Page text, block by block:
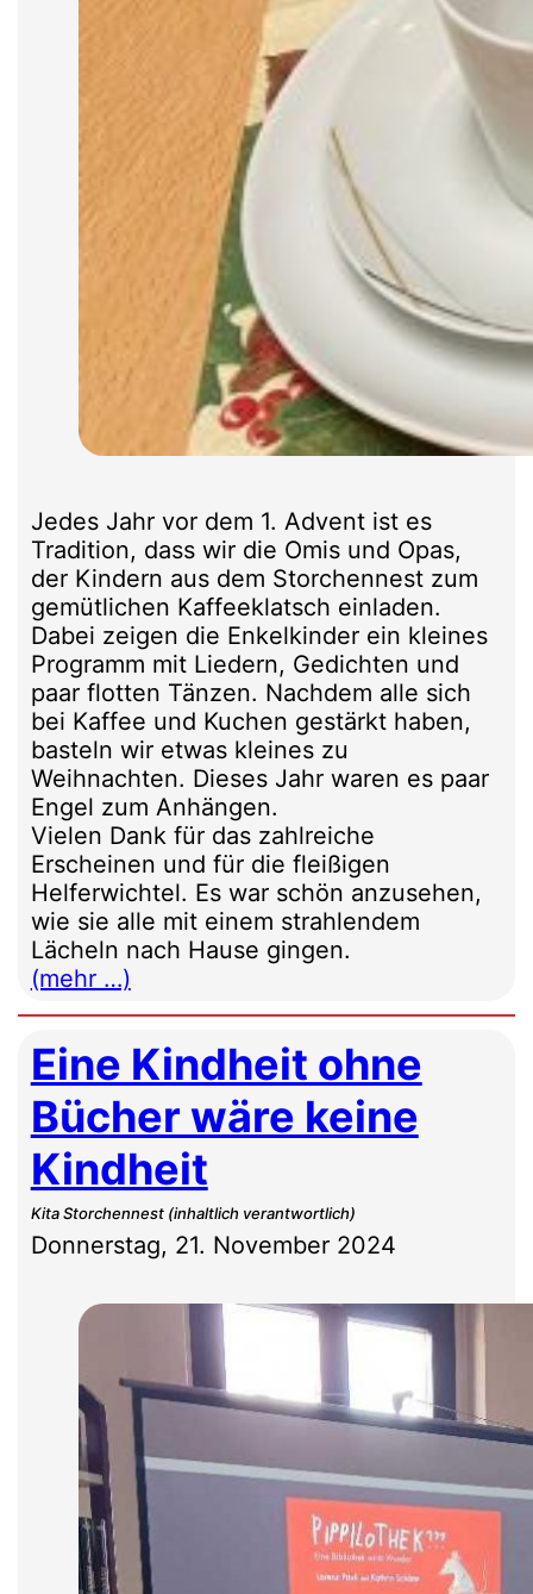
Jedes Jahr vor dem 1. Advent ist es
Tradition, dass wir die Omis und Opas,
der Kindern aus dem Storchennest zum
gemütlichen Kaffeeklatsch einladen.
Dabei zeigen die Enkelkinder ein kleines
Programm mit Liedern, Gedichten und
paar flotten Tänzen. Nachdem alle sich
bei Kaffee und Kuchen gestärkt haben,
basteln wir etwas kleines zu
Weihnachten. Dieses Jahr waren es paar
Engel zum Anhängen.
Vielen Dank für das zahlreiche
Erscheinen und für die fleißigen
Helferwichtel. Es war schön anzusehen,
wie sie alle mit einem strahlendem
Lächeln nach Hause gingen.
(mehr …)
Eine Kindheit ohne
Bücher wäre keine
Kindheit
Kita Storchennest (inhaltlich verantwortlich)
Donnerstag, 21. November 2024